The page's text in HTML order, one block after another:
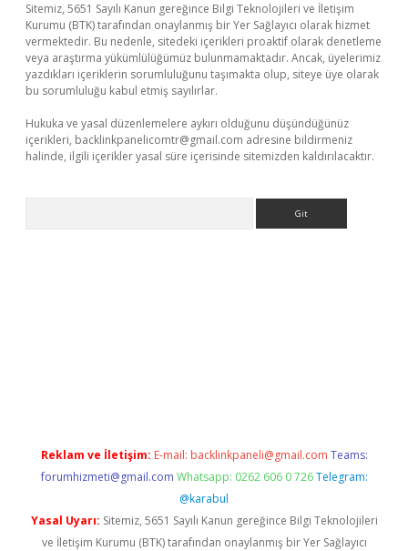
Sitemiz, 5651 Sayılı Kanun gereğince Bilgi Teknolojileri ve İletişim
Kurumu (BTK) tarafından onaylanmış bir Yer Sağlayıcı olarak hizmet
vermektedir. Bu nedenle, sitedeki içerikleri proaktif olarak denetleme
veya araştırma yükümlülüğümüz bulunmamaktadır. Ancak, üyelerimiz
yazdıkları içeriklerin sorumluluğunu taşımakta olup, siteye üye olarak
bu sorumluluğu kabul etmiş sayılırlar.
Hukuka ve yasal düzenlemelere aykırı olduğunu düşündüğünüz
içerikleri, backlinkpanelicomtr@gmail.com adresine bildirmeniz
halinde, ilgili içerikler yasal süre içerisinde sitemizden kaldırılacaktır.
Reklam ve İletişim: E-mail: backlinkpaneli@gmail.com Teams:
forumhizmeti@gmail.com Whatsapp: 0262 606 0 726 Telegram:
@karabul
Yasal Uyarı: Sitemiz, 5651 Sayılı Kanun gereğince Bilgi Teknolojileri
ve İletişim Kurumu (BTK) tarafından onaylanmış bir Yer Sağlayıcı